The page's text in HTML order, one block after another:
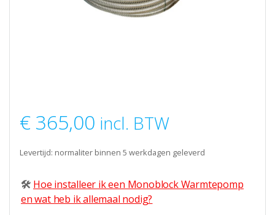
€ 365,00 incl. BTW
Levertijd: normaliter binnen 5 werkdagen geleverd
🛠 Hoe installeer ik een Monoblock Warmtepomp
en wat heb ik allemaal nodig?